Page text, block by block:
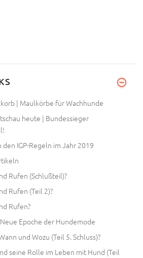
| Maulkörbe für Wachhunde
heute | Bundessieger
IGP-Regeln im Jahr 2019
Rufen (Schlußteil)?
Rufen (Teil 2)?
Rufen?
Epoche der Hundemode
und Wozu (Teil 5. Schluss)?
seine Rolle im Leben mit Hund (Teil